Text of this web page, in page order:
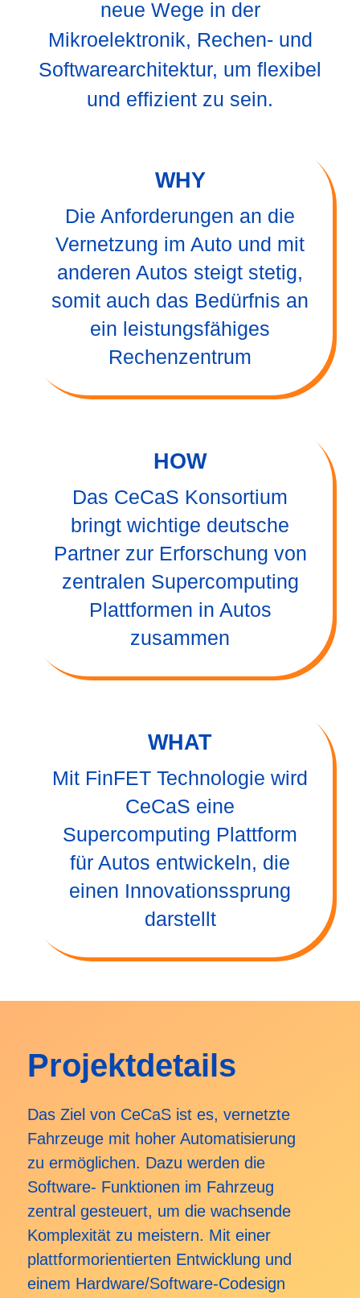
neue Wege in der
Mikroelektronik, Rechen- und
Softwarearchitektur, um flexibel
und effizient zu sein.
WHY
Die Anforderungen an die
Vernetzung im Auto und mit
anderen Autos steigt stetig,
somit auch das Bedürfnis an
ein leistungsfähiges
Rechenzentrum
HOW
Das CeCaS Konsortium
bringt wichtige deutsche
Partner zur Erforschung von
zentralen Supercomputing
Plattformen in Autos
zusammen
WHAT
Mit FinFET Technologie wird
CeCaS eine
Supercomputing Plattform
für Autos entwickeln, die
einen Innovationssprung
darstellt
Projektdetails
Das Ziel von CeCaS ist es, vernetzte
Fahrzeuge mit hoher Automatisierung
zu ermöglichen. Dazu werden die
Software- Funktionen im Fahrzeug
zentral gesteuert, um die wachsende
Komplexität zu meistern. Mit einer
plattformorientierten Entwicklung und
einem Hardware/Software-Codesign